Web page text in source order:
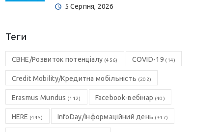
5 Серпня, 2026
Теги
CBHE/Розвиток потенціалу (456) COVID-19 (14)
Credit Mobility/Кредитна мобільність (202)
Erasmus Mundus (112) Facebook-вебінар (40)
HERE (445) InfoDay/Інформаційний день (347)